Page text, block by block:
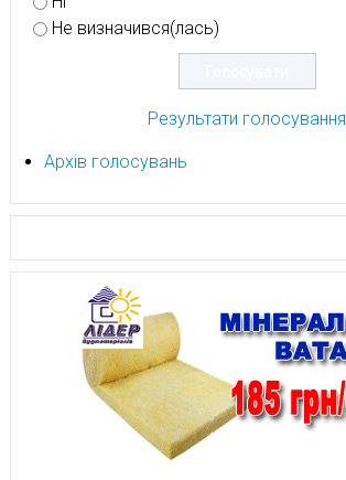
Не визначився(лась)
Результати голосування
Архів голосувань